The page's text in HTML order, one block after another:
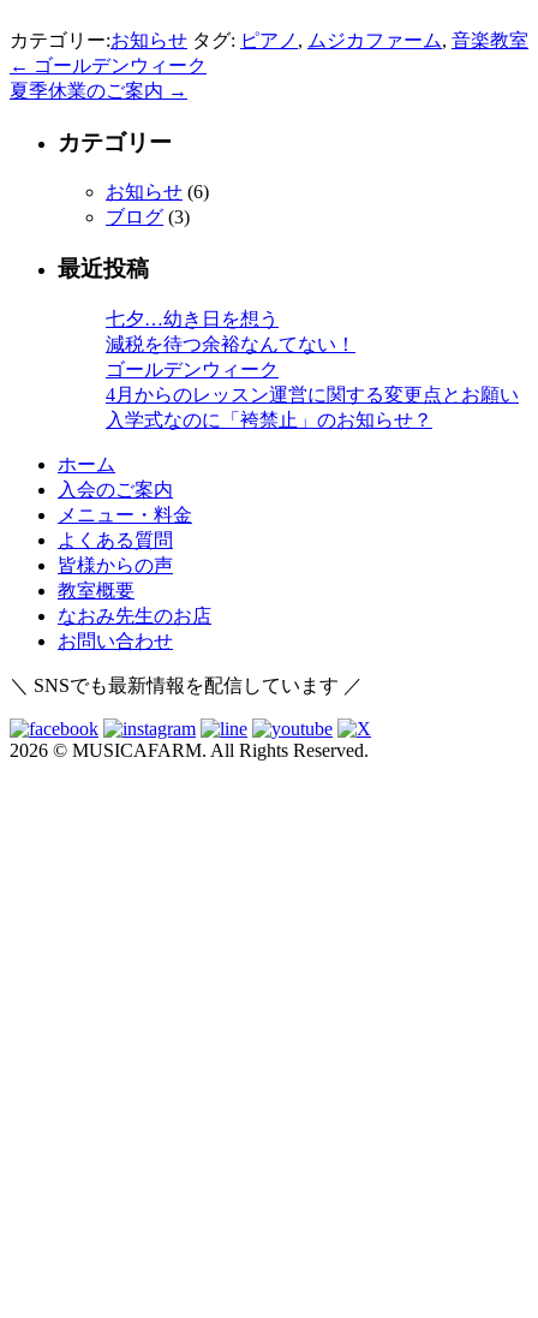
カテゴリー:お知らせ タグ: ピアノ , ムジカファーム, 音楽教室
← ゴールデンウィーク
夏季休業のご案内 →
カテゴリー
お知らせ (6)
ブログ (3)
最近投稿
七夕…幼き日を想う
減税を待つ余裕なんてない！
ゴールデンウィーク
4月からのレッスン運営に関する変更点とお願い
入学式なのに「袴禁止」のお知らせ？
ホーム
入会のご案内
メニュー・料金
よくある質問
皆様からの声
教室概要
なおみ先生のお店
お問い合わせ
＼ SNSでも最新情報を配信しています ／
2026 © MUSICAFARM. All Rights Reserved.